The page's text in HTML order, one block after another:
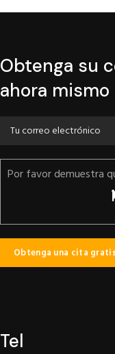
Obtenga su
ahora mismo
Por favor demuestra
Tel